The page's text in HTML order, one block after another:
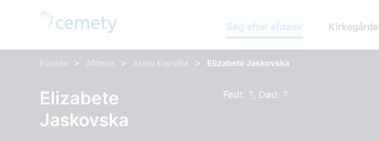
Søg efter afdøde Kirkegårde
Forside > Afdøde > Asaru kapsēta > Elizabete Jaskovska
Elizabete
Jaskovska
Født: ?, Død: ?